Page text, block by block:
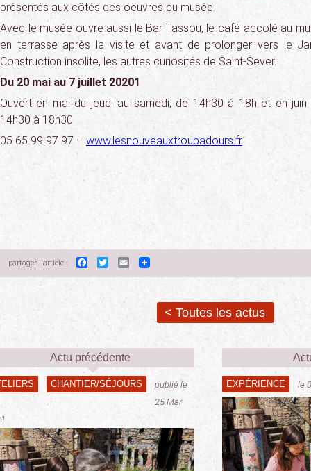
présentés aux côtés des oeuvres du musée.
Avec le musée ouvre aussi le Bar Tassou, le café accolé au
en terrasse après la visite et avant de prolonger vers le
Construction insolite, les autres curiosités de Saint-Sever.
Du 20 mai au 7 juillet 20201
Ouvert en mai du jeudi au samedi, de 14h30 à 18h et en
14h30 à 18h30
05 65 99 97 97 – www.lesnouveauxtroubadours.fr
partager l'article : Facebook
TwitterEmail
< Toutes les actus
Actu précédente
CHANTIER/SÉJOURS
publié le
25 Mar
EXPÉRIENCE le